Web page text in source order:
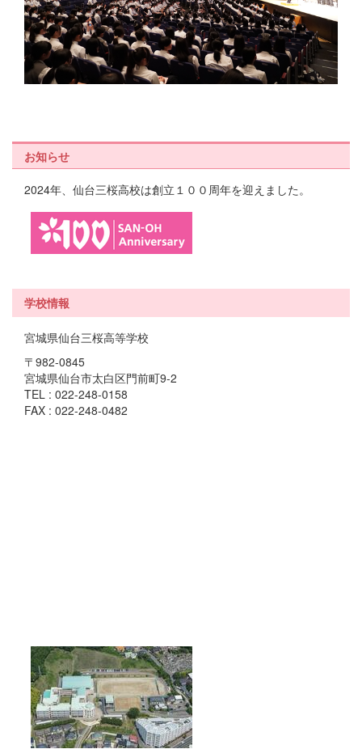
お知らせ
2024年、仙台三桜高校は創立１００周年を迎えました。
学校情報
宮城県仙台三桜高等学校
〒982-0845
宮城県仙台市太白区門前町9-2
TEL : 022-248-0158
FAX : 022-248-0482